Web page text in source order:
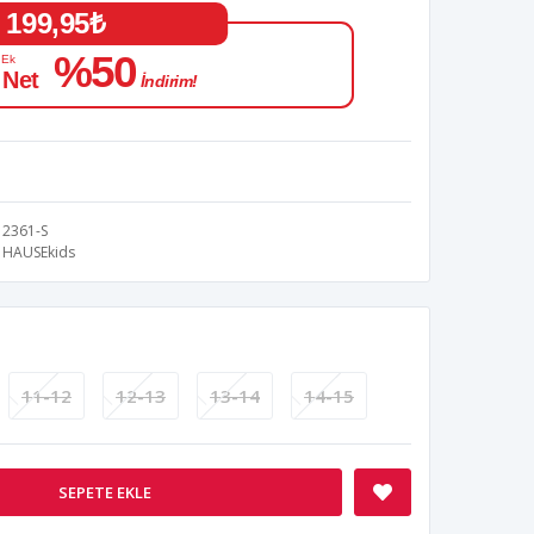
199,95₺
%50 İndirim!
2361-S
HAUSEkids
11-12 12-13 13-14 14-15
SEPETE EKLE